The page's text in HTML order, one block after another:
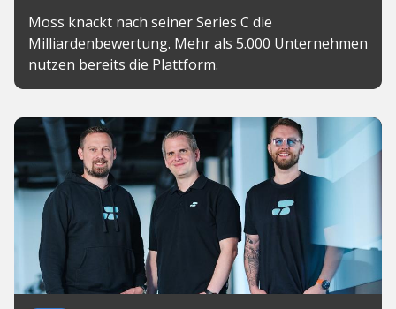
Moss knackt nach seiner Series C die
Milliardenbewertung. Mehr als 5.000 Unternehmen
nutzen bereits die Plattform.